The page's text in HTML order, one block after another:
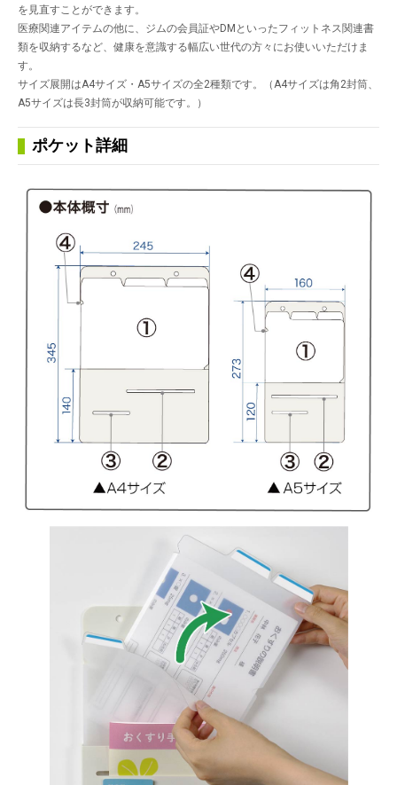
を見直すことができます。
医療関連アイテムの他に、ジムの会員証やDMといったフィットネス関連書
類を収納するなど、健康を意識する幅広い世代の方々にお使いいただけま
す。
サイズ展開はA4サイズ・A5サイズの全2種類です。（A4サイズは角2封筒、
A5サイズは長3封筒が収納可能です。）
ポケット詳細